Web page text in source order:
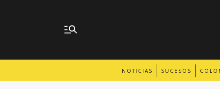
NOTICIAS SUCESOS